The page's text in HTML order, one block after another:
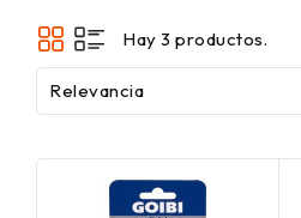
Hay 3 productos.
Relevancia